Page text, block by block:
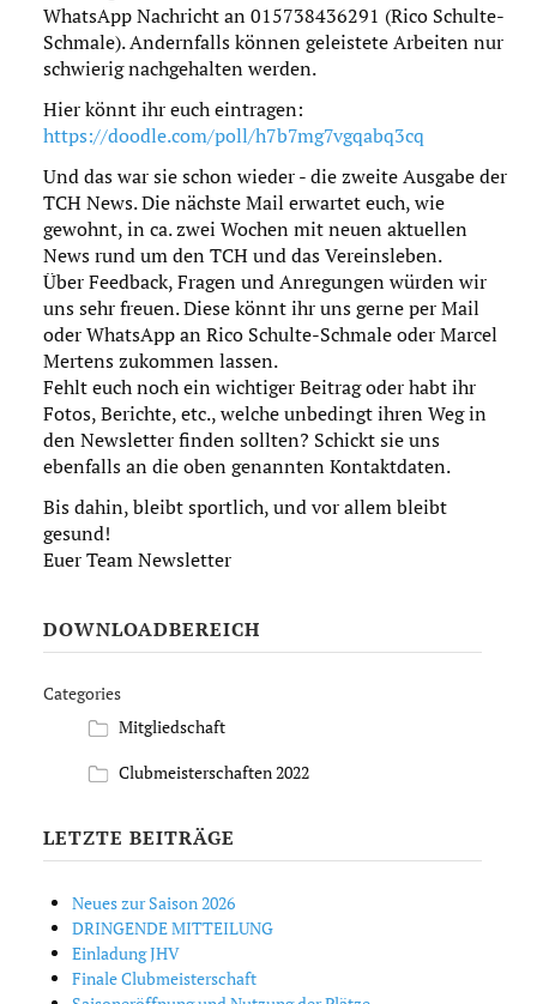
WhatsApp Nachricht an 015738436291 (Rico Schulte-
Schmale). Andernfalls können geleistete Arbeiten nur
schwierig nachgehalten werden.
Hier könnt ihr euch eintragen:
https://doodle.com/poll/h7b7mg7vgqabq3cq
Und das war sie schon wieder - die zweite Ausgabe der
TCH News. Die nächste Mail erwartet euch, wie
gewohnt, in ca. zwei Wochen mit neuen aktuellen
News rund um den TCH und das Vereinsleben.
Über Feedback, Fragen und Anregungen würden wir
uns sehr freuen. Diese könnt ihr uns gerne per Mail
oder WhatsApp an Rico Schulte-Schmale oder Marcel
Mertens zukommen lassen.
Fehlt euch noch ein wichtiger Beitrag oder habt ihr
Fotos, Berichte, etc., welche unbedingt ihren Weg in
den Newsletter finden sollten? Schickt sie uns
ebenfalls an die oben genannten Kontaktdaten.
Bis dahin, bleibt sportlich, und vor allem bleibt
gesund!
Euer Team Newsletter
DOWNLOADBEREICH
Categories
Mitgliedschaft
Clubmeisterschaften 2022
LETZTE BEITRÄGE
Neues zur Saison 2026
DRINGENDE MITTEILUNG
Einladung JHV
Finale Clubmeisterschaft